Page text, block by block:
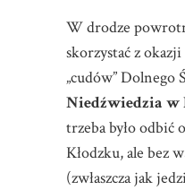
W drodze
skorzystać z
„cudów” Dolnego
Niedźwiedzia w
trzeba było odbić
Kłodzku, ale bez
(zwłaszcza jak